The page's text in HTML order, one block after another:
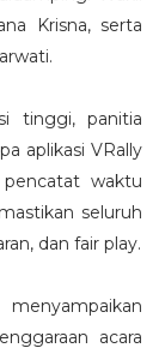
Krisna, serta
tinggi, panitia
aplikasi VRally
waktu
seluruh
dan fair play.
acara